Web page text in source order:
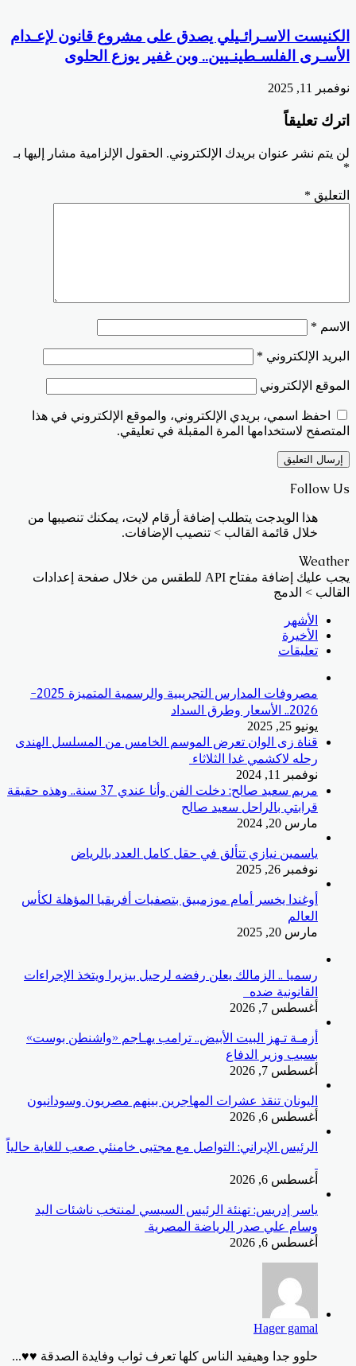
الكنيست الاسـرائـيلي يصدق على مشروع قانون لإعـدام
الأسـرى الفلسـطينـيين.. وبن غفير يوزع الحلوى
نوفمبر 11, 2025
اترك تعليقاً
لن يتم نشر عنوان بريدك الإلكتروني. الحقول الإلزامية مشار إليها بـ
*
التعليق *
الاسم *
البريد الإلكتروني *
الموقع الإلكتروني
احفظ اسمي، بريدي الإلكتروني، والموقع الإلكتروني في هذا
المتصفح لاستخدامها المرة المقبلة في تعليقي.
Follow Us
هذا الويدجت يتطلب إضافة أرقام لايت، يمكنك تنصيبها من
خلال قائمة القالب > تنصيب الإضافات.
Weather
يجب عليك إضافة مفتاح API للطقس من خلال صفحة إعدادات
القالب > الدمج
الأشهر
الأخيرة
تعليقات
مصروفات المدارس التجريبية والرسمية المتميزة 2025-
2026.. الأسعار وطرق السداد
يونيو 25, 2025
قناة زى الوان تعرض الموسم الخامس من المسلسل الهندى
رحله لاكشمي غدا الثلاثاء
نوفمبر 11, 2024
مريم سعيد صالح: دخلت الفن وأنا عندي 37 سنة.. وهذه حقيقة
قرابتي بالراحل سعيد صالح
مارس 20, 2024
ياسمين نيازي تتألق في حقل كامل العدد بالرياض
نوفمبر 26, 2025
أوغندا يخسر أمام موزمبيق بتصفيات أفريقيا المؤهلة لكأس
العالم
مارس 20, 2025
رسميا .. الزمالك يعلن رفضه لرحيل بيزيرا ويتخذ الإجراءات
القانونية ضده
أغسطس 7, 2026
أزمـة تـهز البيت الأبيض.. ترامب يهـاجم «واشنطن بوست»
بسبب وزير الدفاع
أغسطس 7, 2026
اليونان تنقذ عشرات المهاجرين بينهم مصريون وسودانيون
أغسطس 6, 2026
الرئيس الإيراني: التواصل مع مجتبى خامنئي صعب للغاية حالياً
أغسطس 6, 2026
ياسر إدريس: تهنئة الرئيس السيسي لمنتخب ناشئات اليد
وسام علي صدر الرياضة المصرية
أغسطس 6, 2026
Hager gamal
حلوو جدا وهيفيد الناس كلها تعرف ثواب وفايدة الصدقة ♥️♥️...